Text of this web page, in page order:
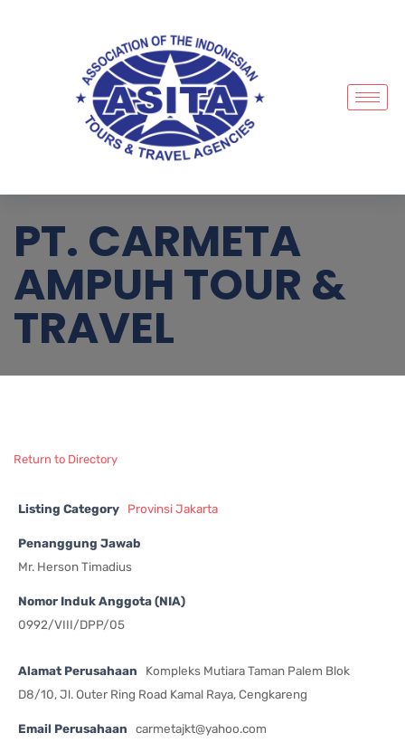
PT. CARMETA
AMPUH TOUR &
TRAVEL
Return to Directory
Listing Category Provinsi Jakarta
Penanggung Jawab
Mr. Herson Timadius
Nomor Induk Anggota (NIA)
0992/VIII/DPP/05
Alamat Perusahaan
Kompleks Mutiara Taman Palem Blok
D8/10, Jl. Outer Ring Road Kamal Raya, Cengkareng
Email Perusahaan carmetajkt@yahoo.com